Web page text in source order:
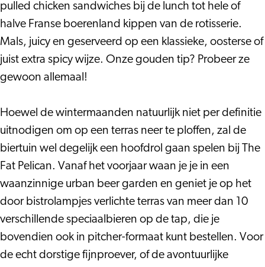
pulled chicken sandwiches bij de lunch tot hele of
halve Franse boerenland kippen van de rotisserie.
Mals, juicy en geserveerd op een klassieke, oosterse of
juist extra spicy wijze. Onze gouden tip? Probeer ze
gewoon allemaal!
Hoewel de wintermaanden natuurlijk niet per definitie
uitnodigen om op een terras neer te ploffen, zal de
biertuin wel degelijk een hoofdrol gaan spelen bij The
Fat Pelican. Vanaf het voorjaar waan je je in een
waanzinnige urban beer garden en geniet je op het
door bistrolampjes verlichte terras van meer dan 10
verschillende speciaalbieren op de tap, die je
bovendien ook in pitcher-formaat kunt bestellen. Voor
de echt dorstige fijnproever, of de avontuurlijke